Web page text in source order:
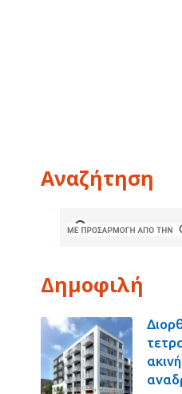
Αναζήτηση
Δημοφιλή